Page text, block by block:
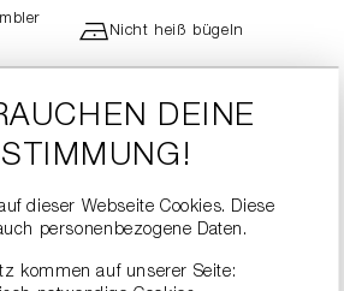
h Nicht heiß bügeln
DEINE
dieser Webseite Cookies. Diese
personenbezogene Daten.
kommen auf unserer Seite: